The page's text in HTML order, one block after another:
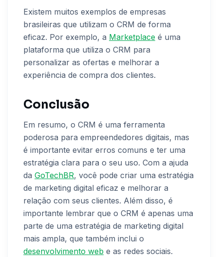
Existem muitos exemplos de empresas
brasileiras que utilizam o CRM de forma
eficaz. Por exemplo, a Marketplace é uma
plataforma que utiliza o CRM para
personalizar as ofertas e melhorar a
experiência de compra dos clientes.
Conclusão
Em resumo, o CRM é uma ferramenta
poderosa para empreendedores digitais, mas
é importante evitar erros comuns e ter uma
estratégia clara para o seu uso. Com a ajuda
da GoTechBR, você pode criar uma estratégia
de marketing digital eficaz e melhorar a
relação com seus clientes. Além disso, é
importante lembrar que o CRM é apenas uma
parte de uma estratégia de marketing digital
mais ampla, que também inclui o
desenvolvimento web e as redes sociais.